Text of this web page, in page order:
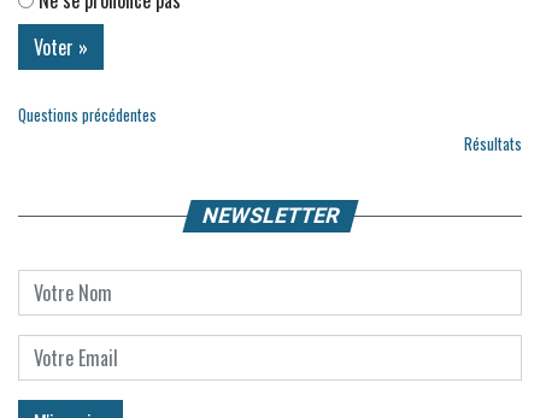
Questions précédentes
Résultats
NEWSLETTER